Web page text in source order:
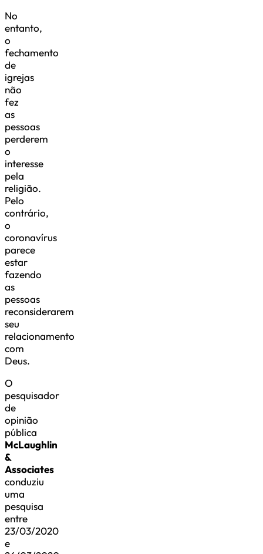
No
entanto,
o
fechamento
de
igrejas
não
fez
as
pessoas
perderem
o
interesse
pela
religião.
Pelo
contrário,
o
coronavírus
parece
estar
fazendo
as
pessoas
reconsiderarem
seu
relacionamento
com
Deus.
O
pesquisador
de
opinião
pública
McLaughlin
&
Associates
conduziu
uma
pesquisa
entre
23/03/2020
e